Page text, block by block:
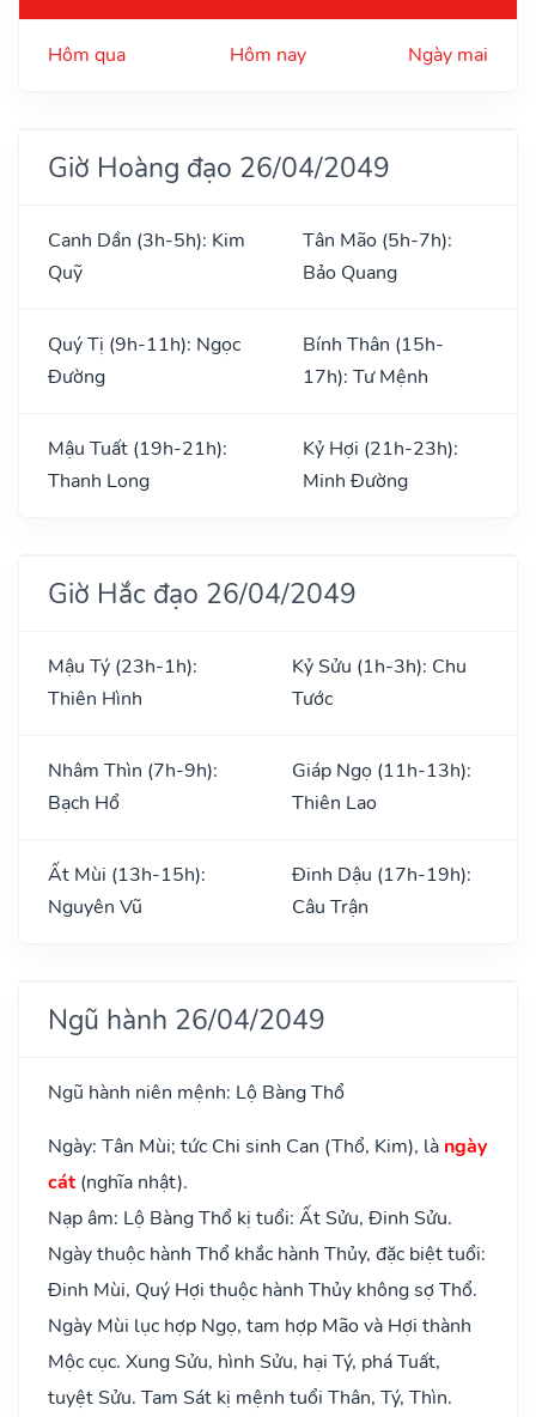
Hôm qua Hôm nay Ngày mai
Giờ Hoàng đạo 26/04/2049
Canh Dần (3h-5h): Kim
Quỹ
Tân Mão (5h-7h):
Bảo Quang
Quý Tị (9h-11h): Ngọc
Đường
Bính Thân (15h-
17h): Tư Mệnh
Mậu Tuất (19h-21h):
Thanh Long
Kỷ Hợi (21h-23h):
Minh Đường
Giờ Hắc đạo 26/04/2049
Mậu Tý (23h-1h):
Thiên Hình
Kỷ Sửu (1h-3h): Chu
Tước
Nhâm Thìn (7h-9h):
Bạch Hổ
Giáp Ngọ (11h-13h):
Thiên Lao
Ất Mùi (13h-15h):
Nguyên Vũ
Đinh Dậu (17h-19h):
Câu Trận
Ngũ hành 26/04/2049
Ngũ hành niên mệnh: Lộ Bàng Thổ
Ngày: Tân Mùi; tức Chi sinh Can (Thổ, Kim), là ngày
cát(nghĩa nhật).
Nạp âm: Lộ Bàng Thổ kị tuổi: Ất Sửu, Đinh Sửu.
Ngày thuộc hành Thổ khắc hành Thủy, đặc biệt tuổi:
Đinh Mùi, Quý Hợi thuộc hành Thủy không sợ Thổ.
Ngày Mùi lục hợp Ngọ, tam hợp Mão và Hợi thành
Mộc cục. Xung Sửu, hình Sửu, hại Tý, phá Tuất,
tuyệt Sửu. Tam Sát kị mệnh tuổi Thân, Tý, Thìn.